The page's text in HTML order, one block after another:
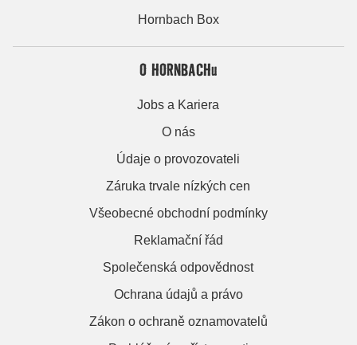
Hornbach Box
O HORNBACHu
Jobs a Kariera
O nás
Údaje o provozovateli
Záruka trvale nízkých cen
Všeobecné obchodní podmínky
Reklamační řád
Společenská odpovědnost
Ochrana údajů a právo
Zákon o ochraně oznamovatelů